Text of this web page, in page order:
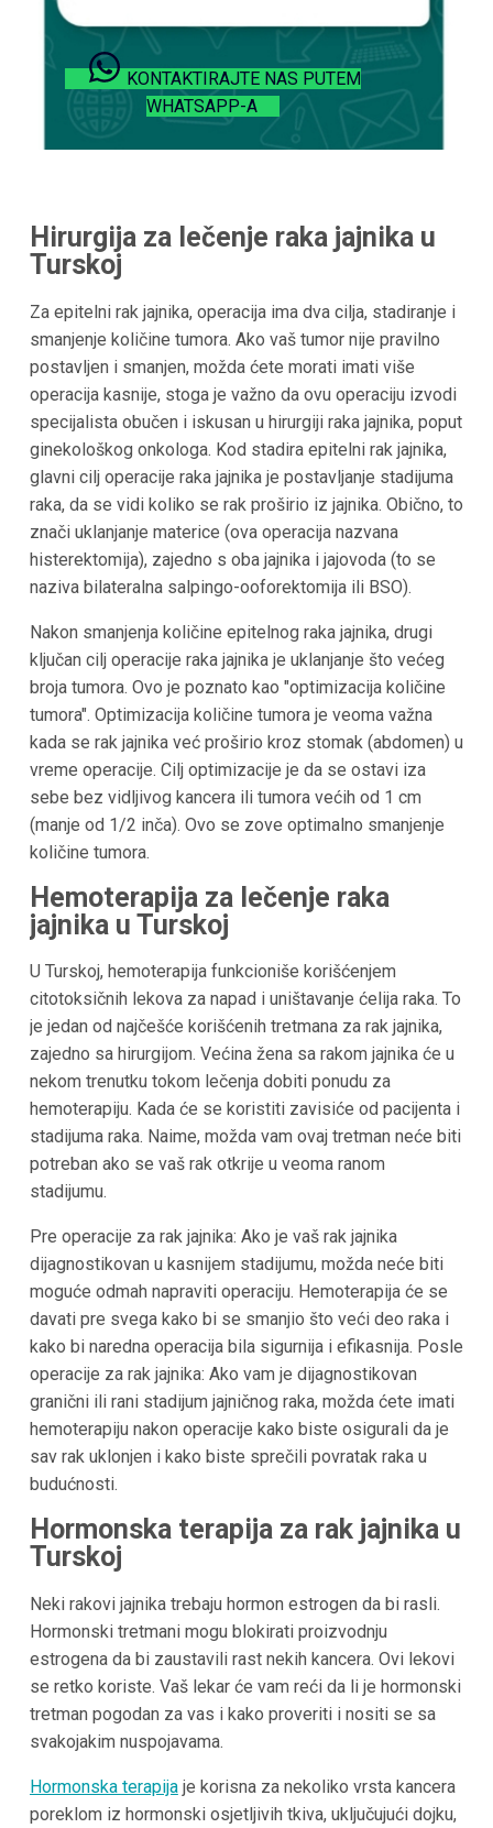
KONTAKTIRAJTE NAS PUTEM
WHATSAPP-A
Hirurgija za lečenje raka jajnika u
Turskoj
Za epitelni rak jajnika, operacija ima dva cilja, stadiranje i
smanjenje količine tumora. Ako vaš tumor nije pravilno
postavljen i smanjen, možda ćete morati imati više
operacija kasnije, stoga je važno da ovu operaciju izvodi
specijalista obučen i iskusan u hirurgiji raka jajnika, poput
ginekološkog onkologa. Kod stadira epitelni rak jajnika,
glavni cilj operacije raka jajnika je postavljanje stadijuma
raka, da se vidi koliko se rak proširio iz jajnika. Obično, to
znači uklanjanje materice (ova operacija nazvana
histerektomija), zajedno s oba jajnika i jajovoda (to se
naziva bilateralna salpingo-ooforektomija ili BSO).
Nakon smanjenja količine epitelnog raka jajnika, drugi
ključan cilj operacije raka jajnika je uklanjanje što većeg
broja tumora. Ovo je poznato kao "optimizacija količine
tumora". Optimizacija količine tumora je veoma važna
kada se rak jajnika već proširio kroz stomak (abdomen) u
vreme operacije. Cilj optimizacije je da se ostavi iza
sebe bez vidljivog kancera ili tumora većih od 1 cm
(manje od 1/2 inča). Ovo se zove optimalno smanjenje
količine tumora.
Hemoterapija za lečenje raka
jajnika u Turskoj
U Turskoj, hemoterapija funkcioniše korišćenjem
citotoksičnih lekova za napad i uništavanje ćelija raka. To
je jedan od najčešće korišćenih tretmana za rak jajnika,
zajedno sa hirurgijom. Većina žena sa rakom jajnika će u
nekom trenutku tokom lečenja dobiti ponudu za
hemoterapiju. Kada će se koristiti zavisiće od pacijenta i
stadijuma raka. Naime, možda vam ovaj tretman neće biti
potreban ako se vaš rak otkrije u veoma ranom
stadijumu.
Pre operacije za rak jajnika: Ako je vaš rak jajnika
dijagnostikovan u kasnijem stadijumu, možda neće biti
moguće odmah napraviti operaciju. Hemoterapija će se
davati pre svega kako bi se smanjio što veći deo raka i
kako bi naredna operacija bila sigurnija i efikasnija. Posle
operacije za rak jajnika: Ako vam je dijagnostikovan
granični ili rani stadijum jajničnog raka, možda ćete imati
hemoterapiju nakon operacije kako biste osigurali da je
sav rak uklonjen i kako biste sprečili povratak raka u
budućnosti.
Hormonska terapija za rak jajnika u
Turskoj
Neki rakovi jajnika trebaju hormon estrogen da bi rasli.
Hormonski tretmani mogu blokirati proizvodnju
estrogena da bi zaustavili rast nekih kancera. Ovi lekovi
se retko koriste. Vaš lekar će vam reći da li je hormonski
tretman pogodan za vas i kako proveriti i nositi se sa
svakojakim nuspojavama.
Hormonska terapijaje korisna za nekoliko vrsta kancera
poreklom iz hormonski osjetljivih tkiva, uključujući dojku,